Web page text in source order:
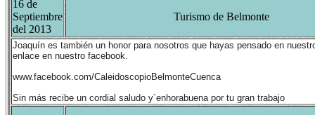
16 de
Septiembre
del 2013
Turismo de Belmonte
Joaquín es también un honor para nosotros que hayas pensado en
enlace en nuestro facebook.
www.facebook.com/CaleidoscopioBelmonteCuenca
Sin más recibe un cordial saludo y´enhorabuena por tu gran trabajo